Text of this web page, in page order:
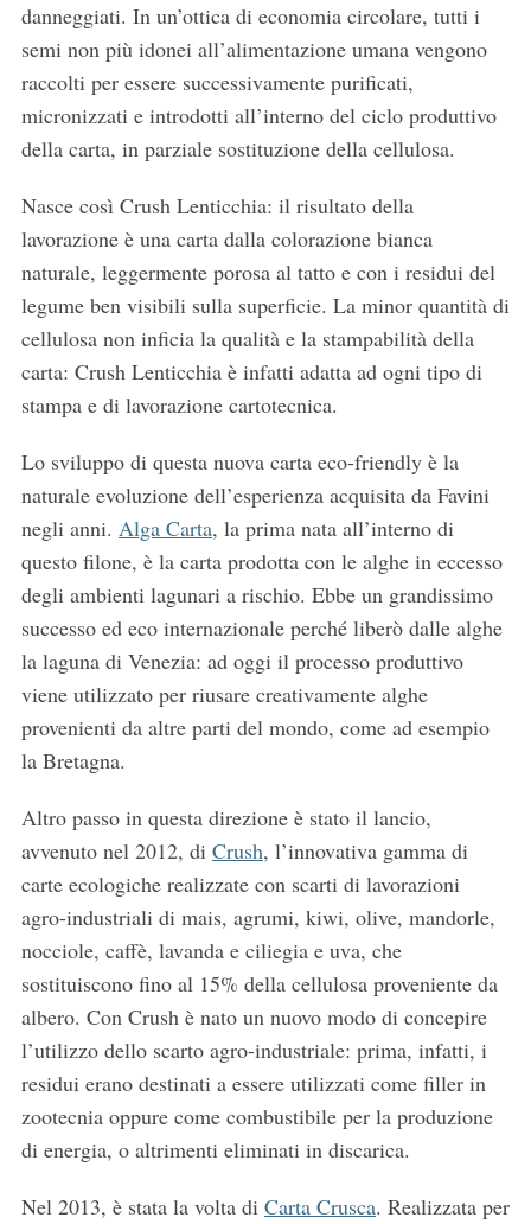
danneggiati. In un’ottica di economia circolare, tutti i
semi non più idonei all’alimentazione umana vengono
raccolti per essere successivamente purificati,
micronizzati e introdotti all’interno del ciclo produttivo
della carta, in parziale sostituzione della cellulosa.
Nasce così Crush Lenticchia: il risultato della
lavorazione è una carta dalla colorazione bianca
naturale, leggermente porosa al tatto e con i residui del
legume ben visibili sulla superficie. La minor quantità di
cellulosa non inficia la qualità e la stampabilità della
carta: Crush Lenticchia è infatti adatta ad ogni tipo di
stampa e di lavorazione cartotecnica.
Lo sviluppo di questa nuova carta eco-friendly è la
naturale evoluzione dell’esperienza acquisita da Favini
negli anni. Alga Carta, la prima nata all’interno di
questo filone, è la carta prodotta con le alghe in eccesso
degli ambienti lagunari a rischio. Ebbe un grandissimo
successo ed eco internazionale perché liberò dalle alghe
la laguna di Venezia: ad oggi il processo produttivo
viene utilizzato per riusare creativamente alghe
provenienti da altre parti del mondo, come ad esempio
la Bretagna.
Altro passo in questa direzione è stato il lancio,
avvenuto nel 2012, di Crush, l’innovativa gamma di
carte ecologiche realizzate con scarti di lavorazioni
agro-industriali di mais, agrumi, kiwi, olive, mandorle,
nocciole, caffè, lavanda e ciliegia e uva, che
sostituiscono fino al 15% della cellulosa proveniente da
albero. Con Crush è nato un nuovo modo di concepire
l’utilizzo dello scarto agro-industriale: prima, infatti, i
residui erano destinati a essere utilizzati come filler in
zootecnia oppure come combustibile per la produzione
di energia, o altrimenti eliminati in discarica.
Nel 2013, è stata la volta di Carta Crusca. Realizzata per